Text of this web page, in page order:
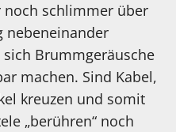
noch schlimmer über
nebeneinander
sich Brummgeräusche
machen. Sind Kabel,
kreuzen und somit
„berühren“ noch